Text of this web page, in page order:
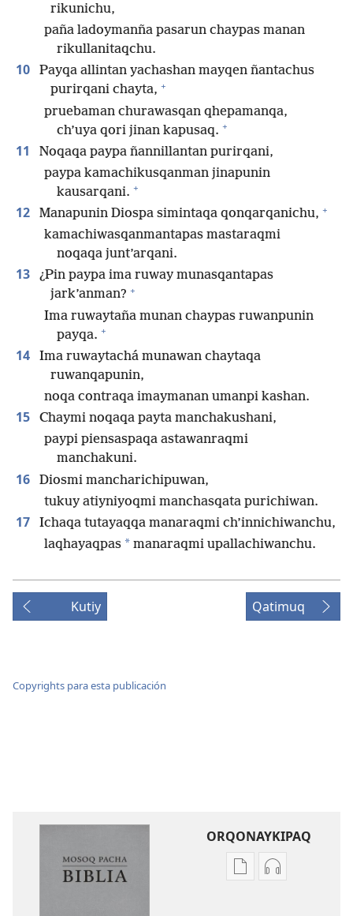
rikunichu,
paña ladoymanña pasarun chaypas manan
rikullanitaqchu.
10
Payqa allintan yachashan mayqen ñantachus
purirqani chayta, +
pruebaman churawasqan qhepamanqa,
ch’uya qori jinan kapusaq. +
11
Noqaqa paypa ñannillantan purirqani,
paypa kamachikusqanman jinapunin
kausarqani. +
12 Manapunin Diospa simintaqa qonqarqanichu, +
kamachiwasqanmantapas mastaraqmi
noqaqa junt’arqani.
13
¿Pin paypa ima ruway munasqantapas
jark’anman? +
Ima ruwaytaña munan chaypas ruwanpunin
payqa. +
14
Ima ruwaytachá munawan chaytaqa
ruwanqapunin,
noqa contraqa imaymanan umanpi kashan.
15
Chaymi noqaqa payta manchakushani,
paypi piensaspaqa astawanraqmi
manchakuni.
16
Diosmi mancharichipuwan,
tukuy atiyniyoqmi manchasqata purichiwan.
17
Ichaqa tutayaqqa manaraqmi ch’innichiwanchu,
laqhayaqpas * manaraqmi upallachiwanchu.
Kutiy Qatimuq
Copyrights para esta publicación
ORQONAYKIPAQ
Kaypi Kaypin